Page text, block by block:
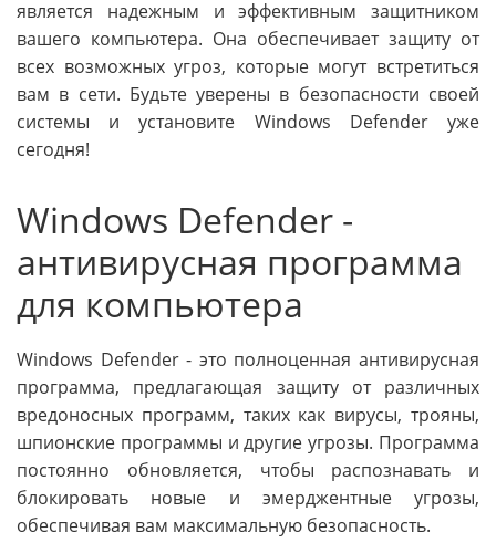
является надежным и эффективным защитником
вашего компьютера. Она обеспечивает защиту от
всех возможных угроз, которые могут встретиться
вам в сети. Будьте уверены в безопасности своей
системы и установите Windows Defender уже
сегодня!
Windows Defender -
антивирусная программа
для компьютера
Windows Defender - это полноценная антивирусная
программа, предлагающая защиту от различных
вредоносных программ, таких как вирусы, трояны,
шпионские программы и другие угрозы. Программа
постоянно обновляется, чтобы распознавать и
блокировать новые и эмерджентные угрозы,
обеспечивая вам максимальную безопасность.